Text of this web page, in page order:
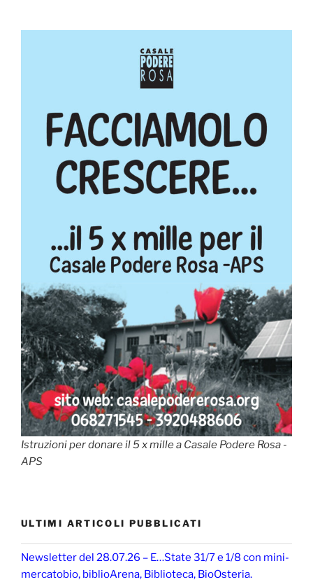
Istruzioni per donare il 5 x mille a Casale Podere Rosa -
APS
ULTIMI ARTICOLI PUBBLICATI
Newsletter del 28.07.26 – E…State 31/7 e 1/8 con mini-
mercatobio, biblioArena, Biblioteca, BioOsteria.